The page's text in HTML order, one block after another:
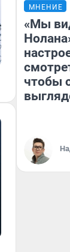
МНЕНИЕ
«Мы
чтобы